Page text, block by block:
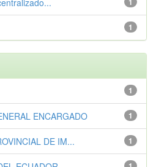
1
1
1
ENCARGADO
1
DE IM...